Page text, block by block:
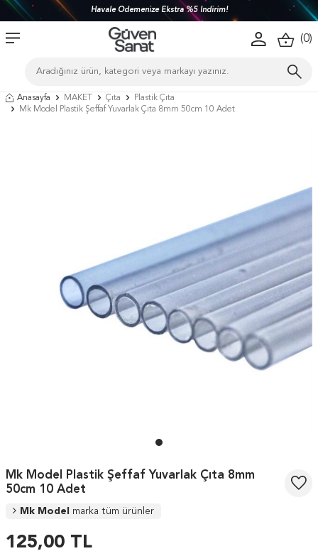
Havale Ödemenize Ekstra %5 İndirim!
(0)
Anasayfa MAKET Çıta
Plastik Çıta
Mk Model Plastik Şeffaf Yuvarlak Çıta 8mm 50cm 10 Adet
Mk Model Plastik Şeffaf Yuvarlak Çıta 8mm
50cm 10 Adet
Mk Model marka tüm ürünler
125,00 TL